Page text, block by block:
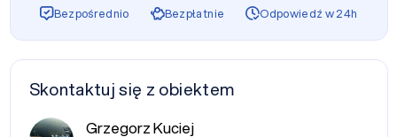
Bezpośrednio Bezpłatnie Odpowiedź w 24h
Skontaktuj się z obiektem
Grzegorz Kuciej